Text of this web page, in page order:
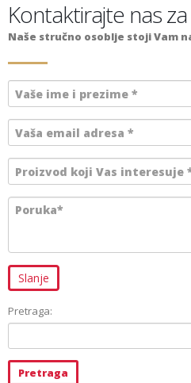
Kontaktirajte nas
Naše stručno osoblje stoji Vam
Pretraga: